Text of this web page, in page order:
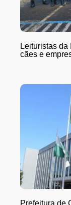
Leituristas
cães e
Prefeitura de